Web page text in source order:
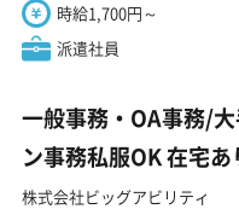
時給1,700円～
派遣社員
一般事務・OA事務/
ン事務私服OK 在宅あ
株式会社ビッグアビリティ